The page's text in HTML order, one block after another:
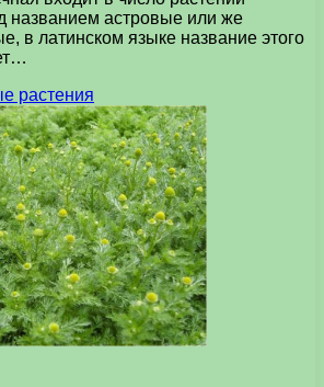
названием астровые или же
в латинском языке название этого
растения